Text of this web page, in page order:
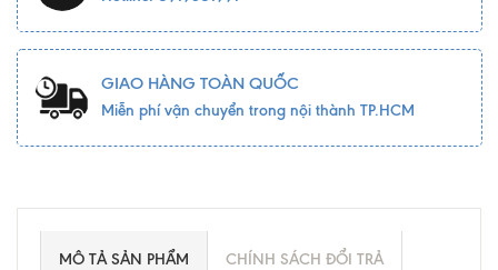
GIAO HÀNG TOÀN QUỐC
Miễn phí vận chuyển trong nội thành TP.HCM
MÔ TẢ SẢN PHẨM CHÍNH SÁCH ĐỔI TRẢ